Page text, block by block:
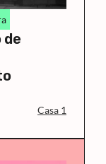
de
Casa 1